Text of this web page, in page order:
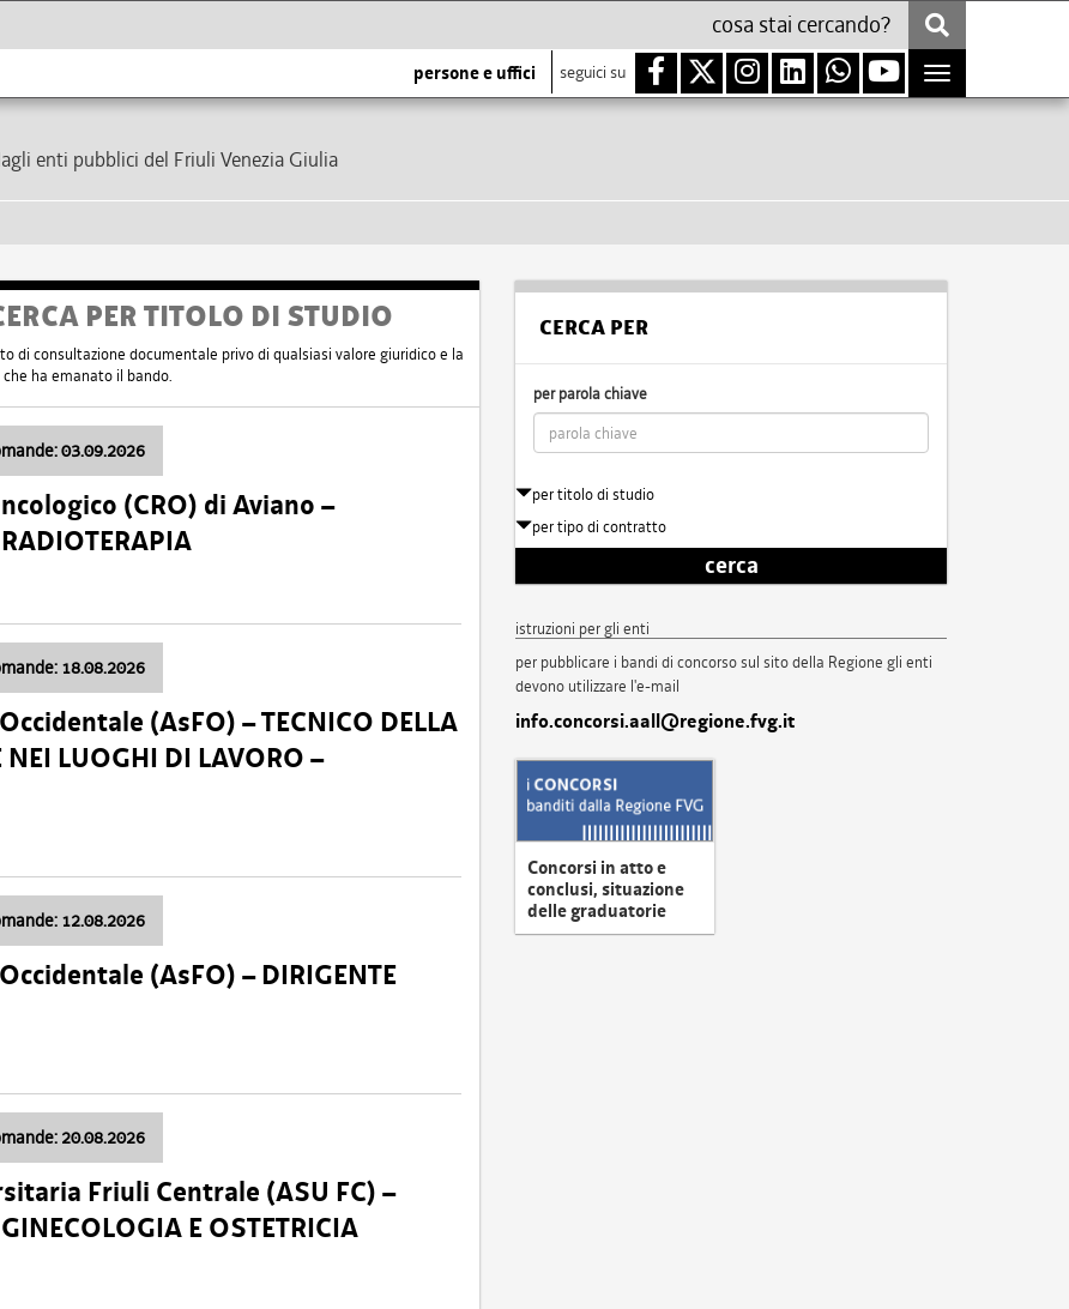
persone e uffici seguici su
Toggle
navigation
enti pubblici del Friuli Venezia Giulia
PER TITOLO DI STUDIO
di consultazione documentale privo di qualsiasi valore giuridico e la
ha emanato il bando.
03.09.2026
(CRO) di Aviano –
18.08.2026
(AsFO) – TECNICO DELLA
NEI LUOGHI DI LAVORO –
12.08.2026
(AsFO) – DIRIGENTE
20.08.2026
Friuli Centrale (ASU FC) –
E OSTETRICIA
CERCA PER
per parola chiave
per titolo di studio
per tipo di contratto
cerca
istruzioni per gli enti
per pubblicare i bandi di concorso sul sito della Regione gli enti
devono utilizzare l'e-mail
info.concorsi.aall@regione.fvg.it
Concorsi in atto e
conclusi, situazione
delle graduatorie